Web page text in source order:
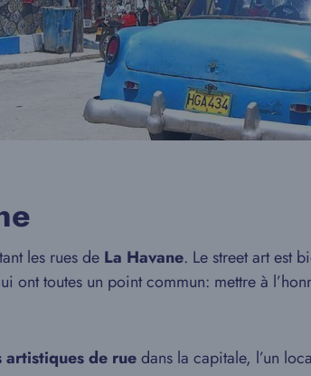
les rues de La Havane. Le street art est
ont toutes un point commun: mettre à
de ruedans la capitale, l’un